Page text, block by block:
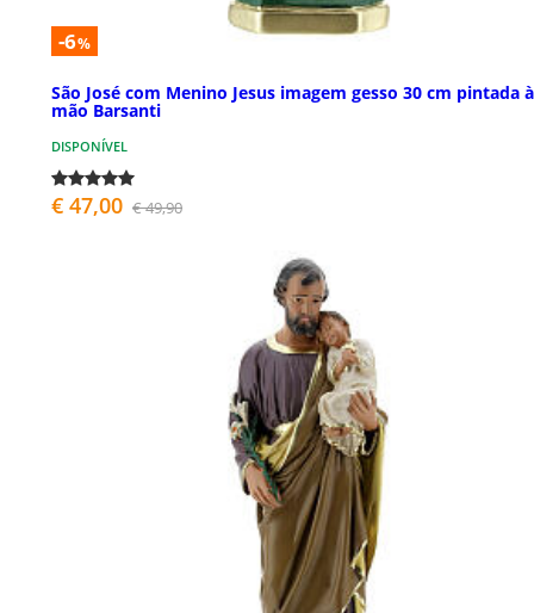
-6%
São José com Menino Jesus imagem gesso 30 cm pintada à
mão Barsanti
DISPONÍVEL
€ 47,00 € 49,90